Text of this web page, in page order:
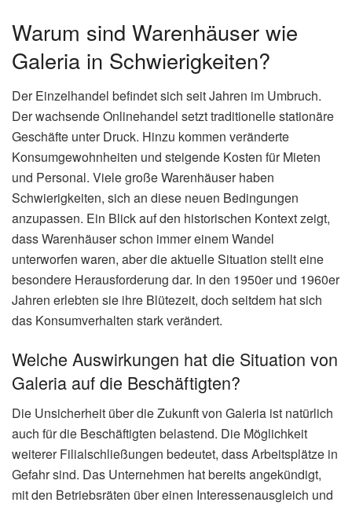
Warum sind Warenhäuser wie
Galeria in Schwierigkeiten?
Der Einzelhandel befindet sich seit Jahren im Umbruch.
Der wachsende Onlinehandel setzt traditionelle stationäre
Geschäfte unter Druck. Hinzu kommen veränderte
Konsumgewohnheiten und steigende Kosten für Mieten
und Personal. Viele große Warenhäuser haben
Schwierigkeiten, sich an diese neuen Bedingungen
anzupassen. Ein Blick auf den historischen Kontext zeigt,
dass Warenhäuser schon immer einem Wandel
unterworfen waren, aber die aktuelle Situation stellt eine
besondere Herausforderung dar. In den 1950er und 1960er
Jahren erlebten sie ihre Blütezeit, doch seitdem hat sich
das Konsumverhalten stark verändert.
Welche Auswirkungen hat die Situation von
Galeria auf die Beschäftigten?
Die Unsicherheit über die Zukunft von Galeria ist natürlich
auch für die Beschäftigten belastend. Die Möglichkeit
weiterer Filialschließungen bedeutet, dass Arbeitsplätze in
Gefahr sind. Das Unternehmen hat bereits angekündigt,
mit den Betriebsräten über einen Interessenausgleich und